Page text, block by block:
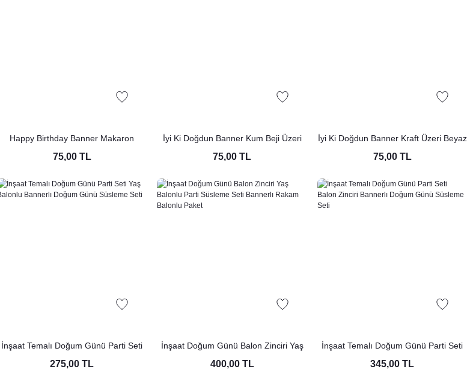
Happy Birthday Banner Makaron
Renkler Doğum Günü Süsleri
75,00 TL
İyi Ki Doğdun Banner Kum Beji Üzeri
Beyaz Yazı Retro Doğum Günü Süsleri
75,00 TL
İyi Ki Doğdun Banner Kraft Üzeri Beyaz
Yazı Retro Doğum Günü Süsleri
75,00 TL
İnşaat Temalı Doğum Günü Parti Seti
Yaş Balonlu Bannerlı Doğum Günü
275,00 TL
İnşaat Doğum Günü Balon Zinciri Yaş
Balonlu Parti Süsleme Seti Bannerlı
400,00 TL
İnşaat Temalı Doğum Günü Parti Seti
Balon Zinciri Bannerlı Doğum Günü
345,00 TL